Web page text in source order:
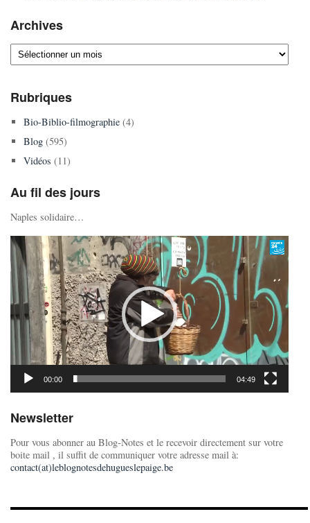
Archives
Archives
Rubriques
Bio-Biblio-filmographie(4)
Blog(595)
Vidéos (11)
Au fil des jours
Naples solidaire…
Lecteur
vidéo
00:00 04:49
Newsletter
Pour vous abonner au Blog-Notes et le recevoir directement sur votre
boite mail , il suffit de communiquer votre adresse mail à:
contact(at)leblognotesdehugueslepaige.be